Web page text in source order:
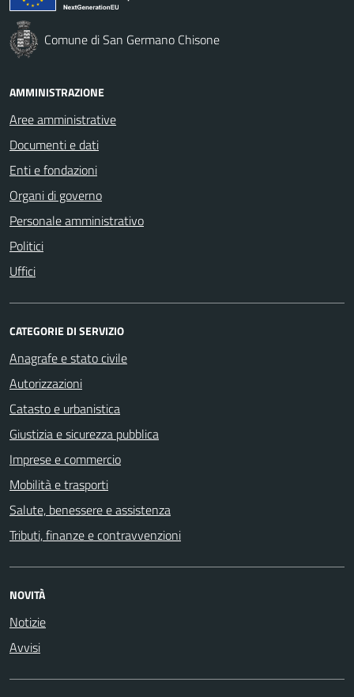
Comune di San Germano Chisone
AMMINISTRAZIONE
Aree amministrative
Documenti e dati
Enti e fondazioni
Organi di governo
Personale amministrativo
Politici
Uffici
CATEGORIE DI SERVIZIO
Anagrafe e stato civile
Autorizzazioni
Catasto e urbanistica
Giustizia e sicurezza pubblica
Imprese e commercio
Mobilità e trasporti
Salute, benessere e assistenza
Tributi, finanze e contravvenzioni
NOVITÀ
Notizie
Avvisi